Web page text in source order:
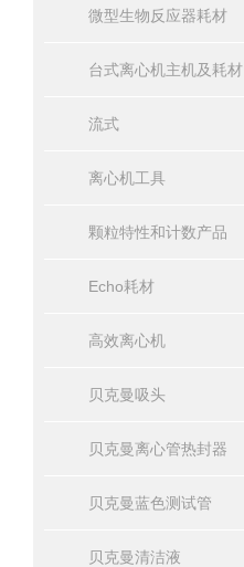
微型生物反应器耗材
台式离心机主机及耗材
流式
离心机工具
颗粒特性和计数产品
Echo耗材
高效离心机
贝克曼吸头
贝克曼离心管热封器
贝克曼蓝色测试管
贝克曼清洁液